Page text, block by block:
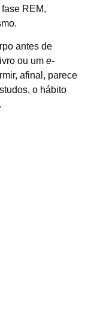
REM,
antes de
ou um e-
afinal, parece
o hábito